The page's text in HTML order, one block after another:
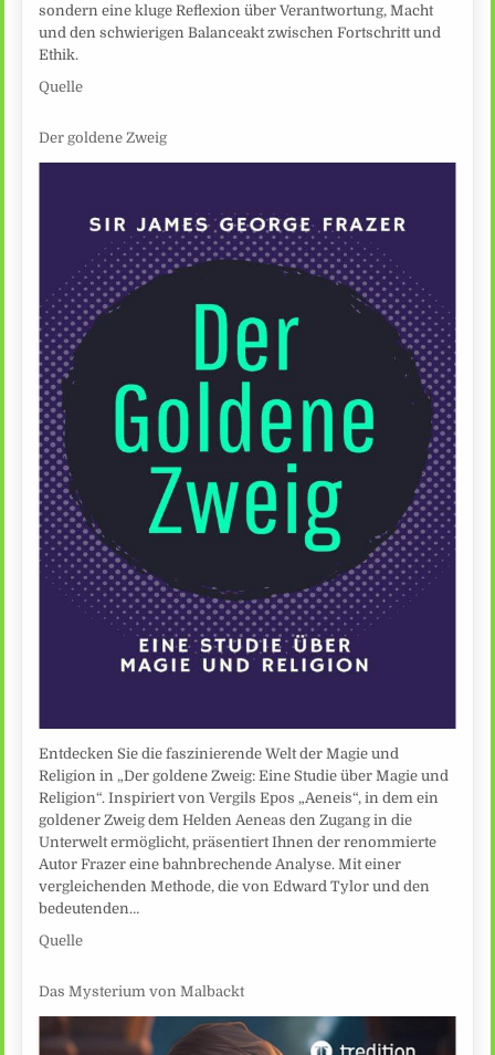
sondern eine kluge Reflexion über Verantwortung, Macht
und den schwierigen Balanceakt zwischen Fortschritt und
Ethik.
Quelle
Der goldene Zweig
Entdecken Sie die faszinierende Welt der Magie und
Religion in „Der goldene Zweig: Eine Studie über Magie und
Religion“. Inspiriert von Vergils Epos „Aeneis“, in dem ein
goldener Zweig dem Helden Aeneas den Zugang in die
Unterwelt ermöglicht, präsentiert Ihnen der renommierte
Autor Frazer eine bahnbrechende Analyse. Mit einer
vergleichenden Methode, die von Edward Tylor und den
bedeutenden…
Quelle
Das Mysterium von Malbackt